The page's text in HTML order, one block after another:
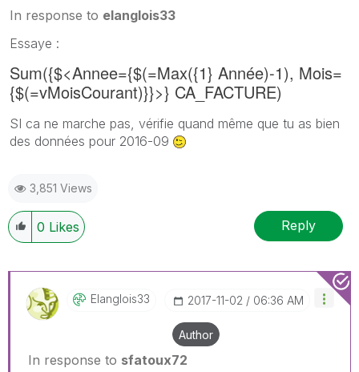
In response to elanglois33
‌Essaye :
Sum({$<Annee={$(=Max({1} Année)-1), Mois=
{$(=vMoisCourant)}}>} CA_FACTURE)
SI ca ne marche pas, vérifie quand même que tu as bien
des données pour 2016-09
3,851 Views
0 Likes Reply
Elanglois33 ‎2017-11-02 06:36 AM
Author
In response to sfatoux72